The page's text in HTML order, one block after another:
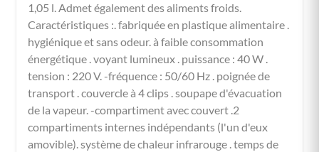
1,05 l. Admet également des aliments froids.
Caractéristiques :. fabriquée en plastique alimentaire .
hygiénique et sans odeur. à faible consommation
énergétique . voyant lumineux . puissance : 40 W .
tension : 220 V. -fréquence : 50/60 Hz . poignée de
transport . couvercle à 4 clips . soupape d'évacuation
de la vapeur. -compartiment avec couvert .2
compartiments internes indépendants (l'un d'eux
amovible). système de chaleur infrarouge . temps de